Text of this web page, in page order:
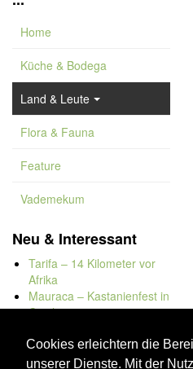
Cookies erleichtern die
unserer Dienste. Mit der
Home
Küche & Bodega
Land & Leute
Flora & Fauna
Feature
Vademekum
Neu & Interessant
Tarifa – 14 Kilometer vor
Afrika
Mauraca – Kastanienfest in
Capileira
Bolonia
Kap Trafalgar